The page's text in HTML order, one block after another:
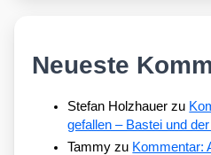
Neueste
Stefan Holzhauer zu
gefallen – Bastei und
Tammy zu Kommentar: